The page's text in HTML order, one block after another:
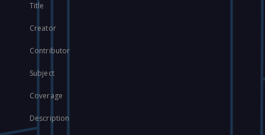
Title
Creator
Contributor
Subject
Coverage
Description